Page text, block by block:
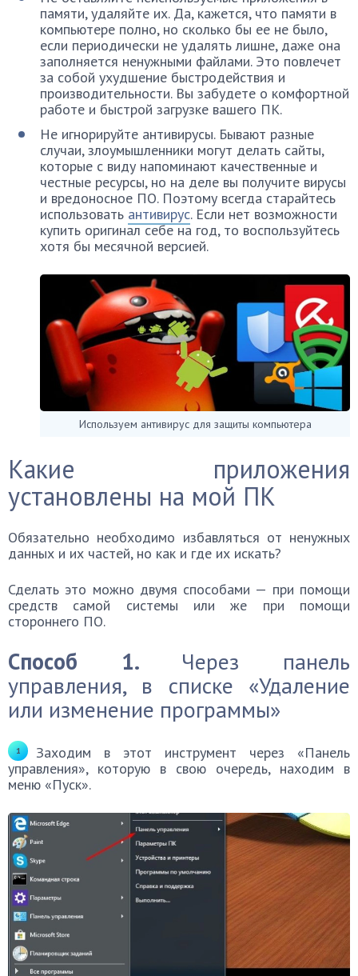
памяти, удаляйте их. Да, кажется, что памяти в
компьютере полно, но сколько бы ее не было,
если периодически не удалять лишне, даже она
заполняется ненужными файлами. Это повлечет
за собой ухудшение быстродействия и
производительности. Вы забудете о комфортной
работе и быстрой загрузке вашего ПК.
Не игнорируйте антивирусы. Бывают разные
случаи, злоумышленники могут делать сайты,
которые с виду напоминают качественные и
честные ресурсы, но на деле вы получите вирусы
и вредоносное ПО. Поэтому всегда старайтесь
использовать антивирус. Если нет возможности
купить оригинал себе на год, то воспользуйтесь
хотя бы месячной версией.
Используем антивирус для защиты компьютера
Какие приложения
установлены на мой ПК
Обязательно необходимо избавляться от ненужных
данных и их частей, но как и где их искать?
Сделать это можно двумя способами — при помощи
средств самой системы или же при помощи
стороннего ПО.
Способ 1. Через панель
управления, в списке «Удаление
или изменение программы»
Заходим в этот инструмент через «Панель
управления», которую в свою очередь, находим в
меню «Пуск».